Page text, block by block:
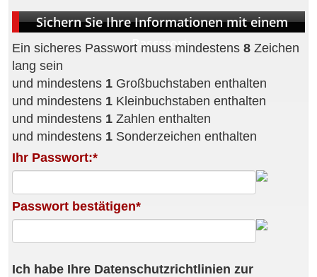
Sichern Sie Ihre Informationen mit einem
Passwort.
Ein sicheres Passwort muss mindestens 8 Zeichen
lang sein
und mindestens 1 Großbuchstaben enthalten
und mindestens 1 Kleinbuchstaben enthalten
und mindestens 1 Zahlen enthalten
und mindestens 1 Sonderzeichen enthalten
Ihr Passwort:*
Passwort bestätigen*
Ich habe Ihre Datenschutzrichtlinien zur